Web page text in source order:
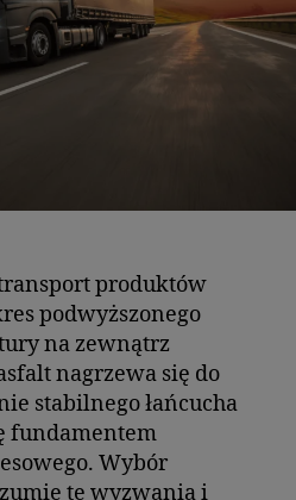
produktów
podwyższonego
na zewnątrz
nagrzewa się do
stabilnego łańcucha
fundamentem
Wybór
te wyzwania i